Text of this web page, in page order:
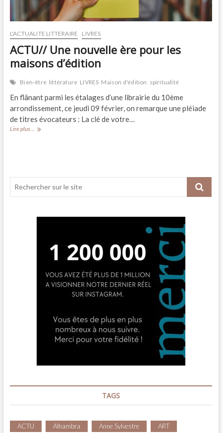
L'ACTUALITE LITTERAIRE LIVRES
ACTU// Une nouvelle ère pour les
maisons d’édition
Bien-être littérature LIVRES Maison d'édition spiritualité
En flânant parmi les étalages d’une librairie du 10ème
arrondissement, ce jeudi 09 février, on remarque une pléiade
de titres évocateurs : La clé de votre…
Lire plus...
ACTU//
d’édition
TAGS
ACTU Alhambra Anne Sylvestre ART